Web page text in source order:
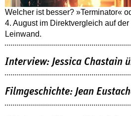
Welcher ist besser? »Terminator«
4. August im Direktvergleich auf der
Leinwand.
Interview: Jessica Chastain
Filmgeschichte: Jean